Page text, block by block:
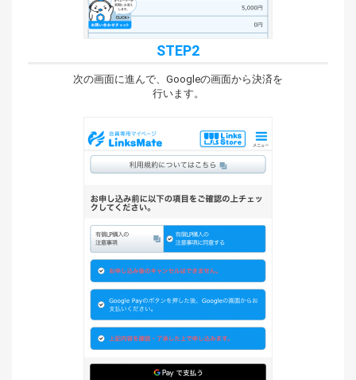
STEP2
次の画面に進んで、Googleの画面から決済を
行います。